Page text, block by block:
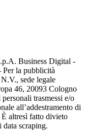
Business Digital -
la pubblicità
sede legale
46, 20093 Cologno
trasmessi e/o
all’addestramento di
altresì fatto divieto
data scraping.